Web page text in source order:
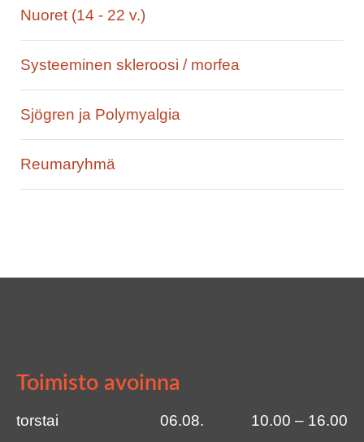
Nuoret (14 - 22 v.)
Systeeminen skleroosi / morfea
Sjögren ja Polymyalgia
Reumaryhmä
Toimisto avoinna
torstai 06.08.
10.00 – 16.00